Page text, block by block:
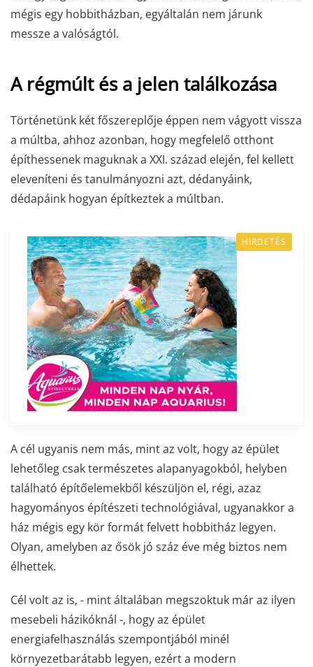
mégis egy hobbitházban, egyáltalán nem járunk
messze a valóságtól.
A régmúlt és a jelen találkozása
Történetünk két főszereplője éppen nem vágyott vissza
a múltba, ahhoz azonban, hogy megfelelő otthont
építhessenek maguknak a XXI. század elején, fel kellett
eleveníteni és tanulmányozni azt, dédanyáink,
dédapáink hogyan építkeztek a múltban.
HIRDETÉS
A cél ugyanis nem más, mint az volt, hogy az épület
lehetőleg csak természetes alapanyagokból, helyben
található építőelemekből készüljön el, régi, azaz
hagyományos építészeti technológiával, ugyanakkor a
ház mégis egy kör formát felvett hobbitház legyen.
Olyan, amelyben az ősök jó száz éve még biztos nem
élhettek.
Cél volt az is, - mint általában megszoktuk már az ilyen
mesebeli házikóknál -, hogy az épület
energiafelhasználás szempontjából minél
környezetbarátabb legyen, ezért a modern